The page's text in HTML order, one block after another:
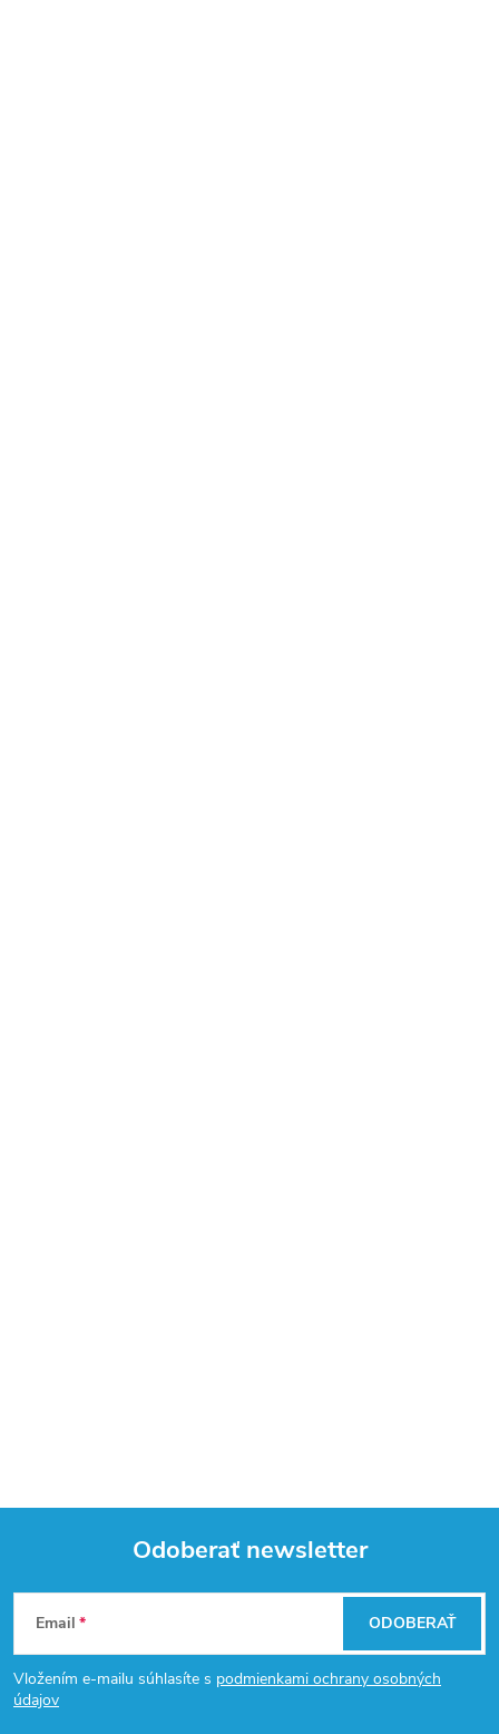
Z
á
p
Odoberať newsletter
Email
Vložením e-mailu súhlasíte s podmienkami ochrany osobných
údajov
ODOBERAŤ